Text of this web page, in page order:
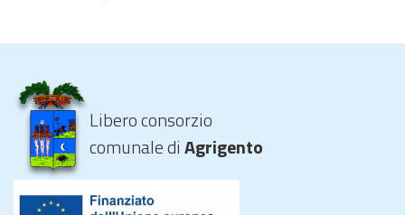
Libero consorzio
comunale diAgrigento